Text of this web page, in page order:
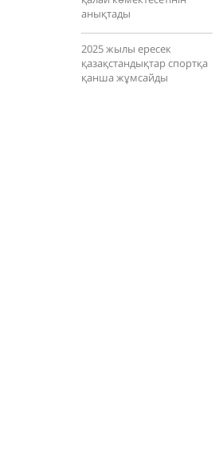
анықтады
2025 жылы ересек
қазақстандықтар спортқа
қанша жұмсайды